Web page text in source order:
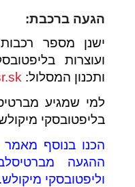
הגעה ברכבת:
ישנן מספר רכבות
ועוצרות
ותכנון המסלול:
למי שמגיע
בליפטובסקי
הכנו בנוסף
ההגעה
וליפטובסקי מיקולש.